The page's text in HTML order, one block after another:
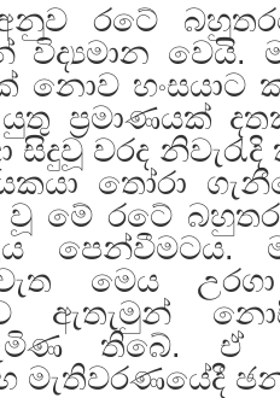
රටේ
විද්‍යමාන වෙයි.
නොව හංසයාට
ප්‍රමාණයක්
සිදුවූ වරද
තෝරා
මේ රටේ
පෙන්වීමටය.
මෙය
ඇතැමුන්
තිබේ. ඒ
මැතිවරණයේදී